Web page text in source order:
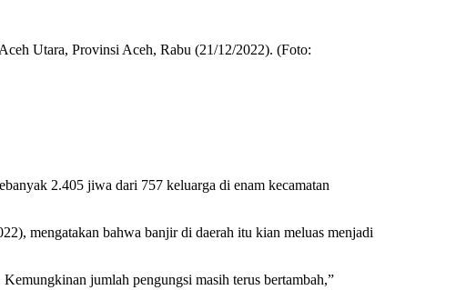
Utara, Provinsi Aceh, Rabu (21/12/2022). (Foto:
2.405 jiwa dari 757 keluarga di enam kecamatan
mengatakan bahwa banjir di daerah itu kian meluas menjadi
jumlah pengungsi masih terus bertambah,”